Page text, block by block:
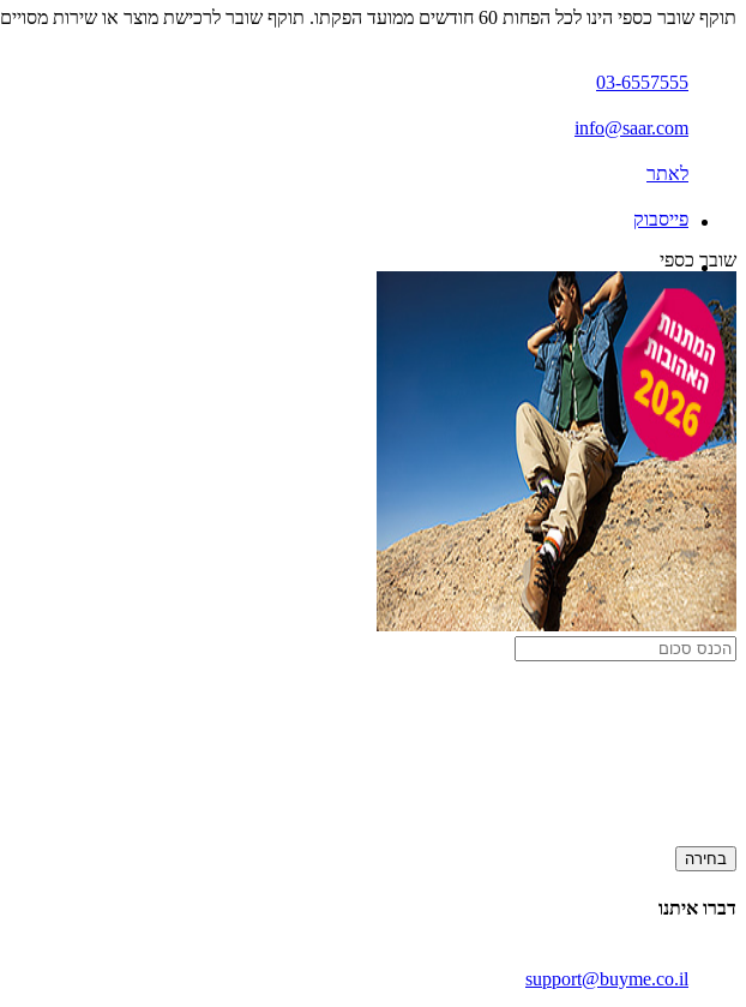
תוקף שובר כספי הינו לכל הפחות 60 חודשים ממועד הפקתו. תוקף שובר לרכישת מוצר או שירות מסויים יהיה לכל הפחות 24 חודשים ממועד הפקתו
03-6557555
info@saar.com
לאתר
פייסבוק
שובר כספי
בחירה
דברו איתנו
support@buyme.co.il